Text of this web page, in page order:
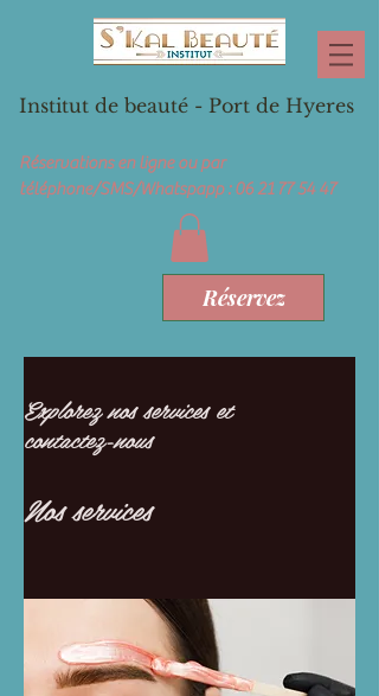
Institut de beauté - Port de Hyeres
Réservations en ligne ou par
téléphone/SMS/Whatspapp :06 21 77 54 47
Réservez
Explorez nos services et
contactez-nous
Nos services